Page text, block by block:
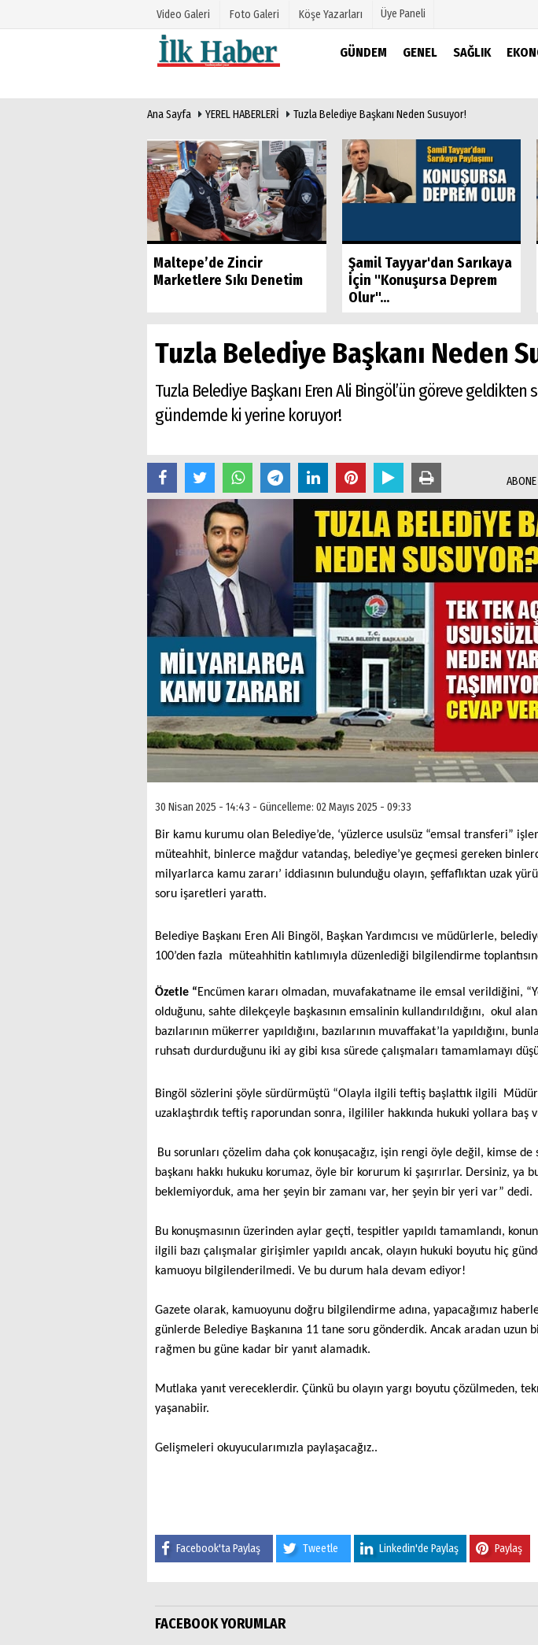
Video Galeri Foto Galeri Köşe Yazarları Üye Paneli
GÜNDEM GENEL SAĞLIK
Üye Paneli
Hava Durumu
Gazete Manşetleri
Anketler
Biyografiler
Ana Sayfa YEREL HABERLERİ Tuzla Belediye Başkanı Neden Susuyor!
Maltepe’de Zincir
Marketlere Sıkı Denetim
Şamil Tayyar'dan Sarıkaya
İçin "Konuşursa Deprem
Olur"...
Tuzla Belediye Başkanı Neden
Tuzla Belediye Başkanı Eren Ali Bingöl’ün göreve geldikten
gündemde ki yerine koruyor!
30 Nisan 2025 - 14:43 - Güncelleme: 02 Mayıs 2025 - 09:33
Bir kamu kurumu olan Belediye’de, ‘yüzlerce usulsüz “emsal transferi”
müteahhit, binlerce mağdur vatandaş, belediye’ye geçmesi gereken
milyarlarca kamu zararı’ iddiasının bulunduğu olayın, şeffaflıktan uzak
soru işaretleri yarattı.
Belediye Başkanı Eren Ali Bingöl, Başkan Yardımcısı ve müdürlerle,
100’den fazla müteahhitin katılımıyla düzenlediği bilgilendirme
Özetle “Encümen kararı olmadan, muvafakatname ile emsal verildiğini,
olduğunu, sahte dilekçeyle başkasının emsalinin kullandırıldığını, okul
bazılarının mükerrer yapıldığını, bazılarının muvaffakat’la yapıldığını,
ruhsatı durdurduğunu iki ay gibi kısa sürede çalışmaları tamamlamayı
Bingöl sözlerini şöyle sürdürmüştü “Olayla ilgili teftiş başlattık ilgili
uzaklaştırdık teftiş raporundan sonra, ilgililer hakkında hukuki yollara baş
Bu sorunları çözelim daha çok konuşacağız, işin rengi öyle değil, kimse de
başkanı hakkı hukuku korumaz, öyle bir korurum ki şaşırırlar. Dersiniz, ya
beklemiyorduk, ama her şeyin bir zamanı var, her şeyin bir yeri var” dedi.
Bu konuşmasının üzerinden aylar geçti, tespitler yapıldı tamamlandı,
ilgili bazı çalışmalar girişimler yapıldı ancak, olayın hukuki boyutu hiç
kamuoyu bilgilenderilmedi. Ve bu durum hala devam ediyor!
Gazete olarak, kamuoyunu doğru bilgilendirme adına, yapacağımız
günlerde Belediye Başkanına 11 tane soru gönderdik. Ancak aradan uzun
rağmen bu güne kadar bir yanıt alamadık.
Mutlaka yanıt vereceklerdir. Çünkü bu olayın yargı boyutu çözülmeden,
yaşanabiir.
Gelişmeleri okuyucularımızla paylaşacağız..
Facebook'ta Paylaş Tweetle Linkedin'de Paylaş Paylaş
FACEBOOK YORUMLAR